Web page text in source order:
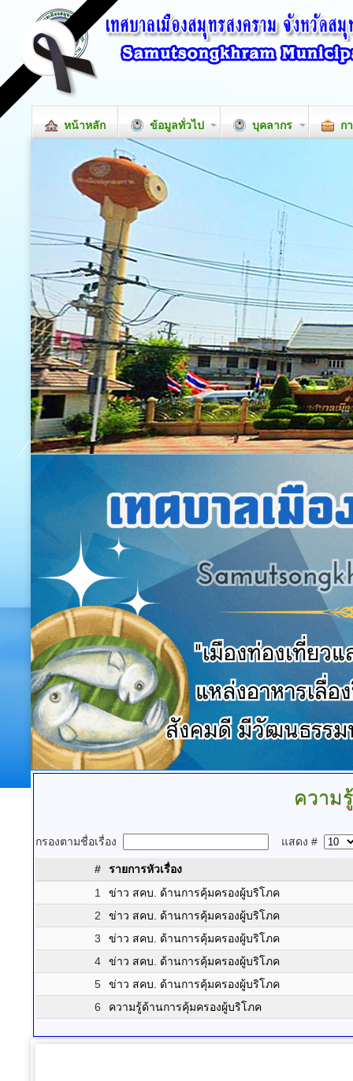
หน้าหลัก ข้อมูลทั่วไป บุคลากร ก
ความรู้
กรองตามชื่อเรื่อง แสดง #
#
รายการหัวเรื่อง
1
ข่าว สคบ. ด้านการคุ้มครองผู้บริโภค
2
ข่าว สคบ. ด้านการคุ้มครองผู้บริโภค
3
ข่าว สคบ. ด้านการคุ้มครองผู้บริโภค
4
ข่าว สคบ. ด้านการคุ้มครองผู้บริโภค
5
ข่าว สคบ. ด้านการคุ้มครองผู้บริโภค
6
ความรู้ด้านการคุ้มครองผู้บริโภค